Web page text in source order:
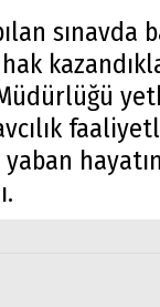
sınavda
yaban